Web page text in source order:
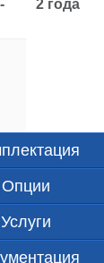
2 года
Опции
Услуги